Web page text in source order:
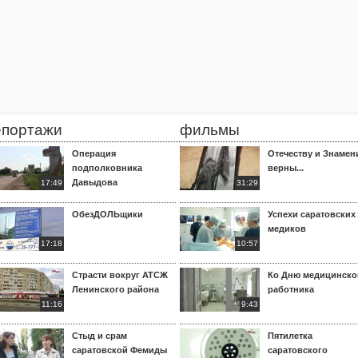
17:49
Операция
подполковника
Давыдова
17:18
ОбезДОЛЬщики
11:16
Страсти вокруг АТСЖ
Ленинского района
Стыд и срам
саратовской Фемиды
фильмы
31:29
Отечеству и
верны...
10:57
Успехи саратовских
медиков
9:43
Ко Дню
работника
Пятилетка
саратовского